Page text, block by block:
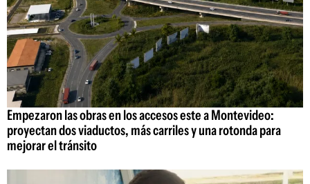
Empezaron las obras en los accesos este a Montevideo:
proyectan dos viaductos, más carriles y una rotonda para
mejorar el tránsito